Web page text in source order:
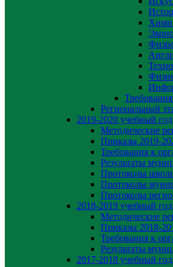
Физра
Региональный
2019-2020 yчебный год
Методические
Приказы 2019-
Требования к
Результаты
Протоколы
Протоколы
Протоколы
2018-2019 учебный год
Методические
Приказы 2018-
Требования к
Результаты
2017-2018 учебный год